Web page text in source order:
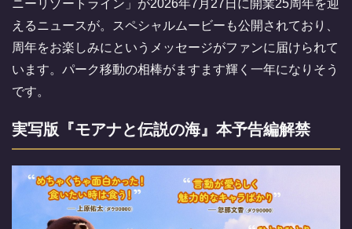
ニーリゾートライン」が2026年7月27日に開業25周年を迎
えるニュースが。スペシャルムービーも公開されており、
周年をお楽しみにというメッセージがファンに届けられて
います。パーク移動の相棒がますます輝く一年になりそう
です。
実写版『モアナと伝説の海』本予告編解禁